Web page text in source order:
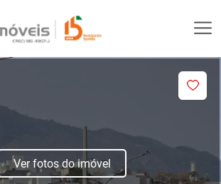
Ver fotos do imóvel